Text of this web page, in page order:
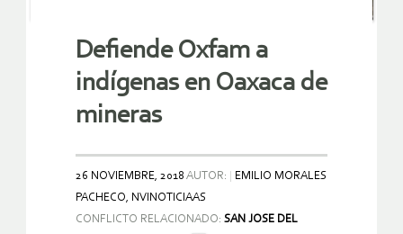
Defiende Oxfam a
indígenas en Oaxaca de
mineras
26 NOVIEMBRE, 2018 AUTOR:
EMILIO MORALES
PACHECO, NVINOTICIAAS
CONFLICTO RELACIONADO: SAN JOSE DEL